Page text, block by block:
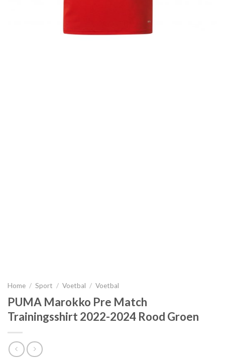
Home / Sport / Voetbal / Voetbal
PUMA Marokko Pre Match
Trainingsshirt 2022-2024 Rood Groen